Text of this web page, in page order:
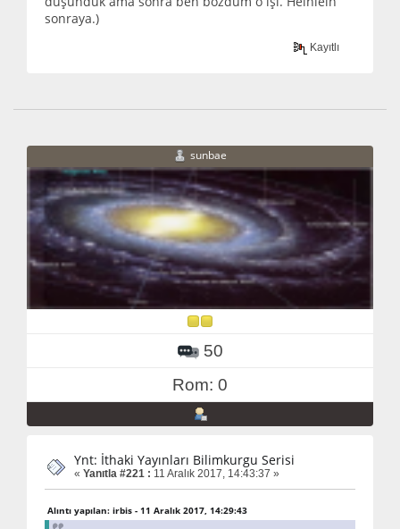
sonraya.)
Kayıtlı
sunbae
50
Rom: 0
Ynt: İthaki Yayınları Bilimkurgu Serisi
« Yanıtla #221 : 11 Aralık 2017, 14:43:37 »
Alıntı yapılan: irbis - 11 Aralık 2017, 14:29:43